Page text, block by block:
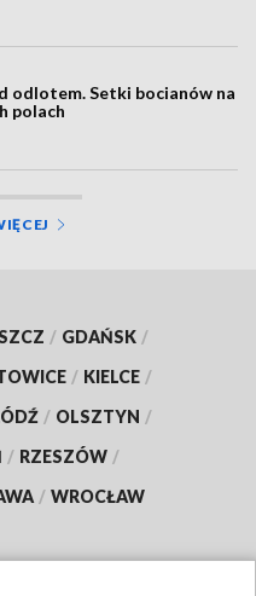
odlotem. Setki bocianów na
polach
/ GDAŃSK /
/ KIELCE /
/ OLSZTYN /
/ RZESZÓW /
/ WROCŁAW